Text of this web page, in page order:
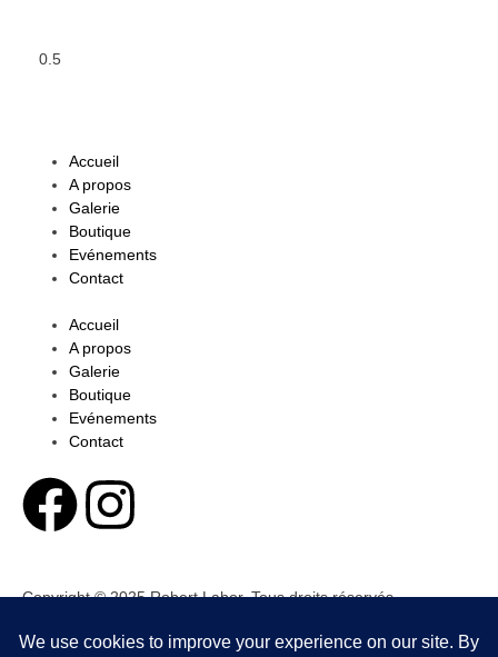
Accueil
A propos
Galerie
Boutique
Evénements
Contact
Accueil
A propos
Galerie
Boutique
Evénements
Contact
Copyright © 2025 Robert Labor. Tous droits réservés.
Politique de confidentialité